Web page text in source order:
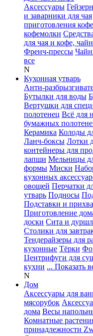
Аксессуары
и заварники для чая
приготовления
кофемолки
для чая и кофе,
Френч-прессы
все
N
Кухонная утварь
Анти-
Бутылки для воды
Вертушки для
полотенец Всё для
бумажных
Керамика Колоды
Ланч-боксы Лотки
контейнеры для
лапши Мельницы
формы Миски
кухонных
овощей Перчатки
утварь Подносы
Подставки и
Приготовление
доски Сита и
Столики для
Тендерайзеры для
кухонные Тёрки
Центрифуги для
кухни ... Показать
N
Дом
Аксессуары для
мясорубок
дома Весы
Комнатные
принадлежности